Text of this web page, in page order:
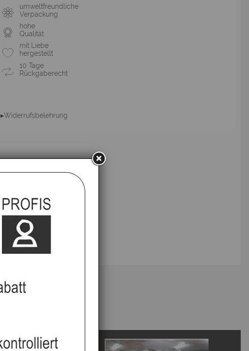
umweltfreundliche
Verpackung
hohe
Qualität
mit Liebe
hergestellt
10 Tage
Rückgaberecht
▸Widerrufsbelehrung